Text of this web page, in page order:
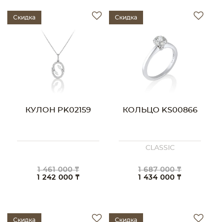
Скидка
КУЛОН PK02159
1 461 000 ₸
1 242 000 ₸
Скидка
КОЛЬЦО KS00866
CLASSIC
1 687 000 ₸
1 434 000 ₸
Скидка Скидка